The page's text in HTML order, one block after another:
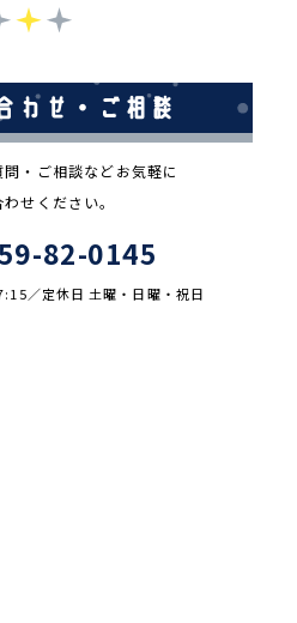
わせ・ご相談
・ご相談などお気軽に
せください。
82-0145
／定休日 土曜・日曜・祝日